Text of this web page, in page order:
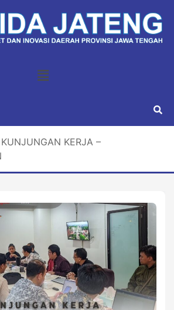
KUNJUNGAN KERJA –